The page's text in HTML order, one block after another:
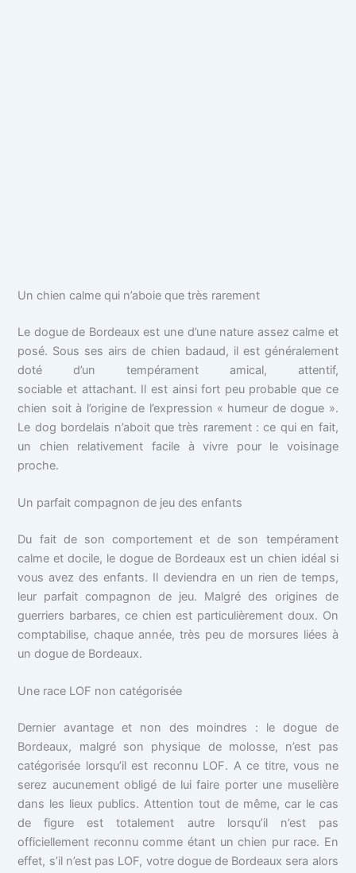
Un chien calme qui n’aboie que très rarement
Le dogue de Bordeaux est une d’une nature assez calme et
posé. Sous ses airs de chien badaud, il est généralement
doté d’un tempérament amical, attentif,
sociable et attachant. Il est ainsi fort peu probable que ce
chien soit à l’origine de l’expression « humeur de dogue ».
Le dog bordelais n’aboit que très rarement : ce qui en fait,
un chien relativement facile à vivre pour le voisinage
proche.
Un parfait compagnon de jeu des enfants
Du fait de son comportement et de son tempérament
calme et docile, le dogue de Bordeaux est un chien idéal si
vous avez des enfants. Il deviendra en un rien de temps,
leur parfait compagnon de jeu. Malgré des origines de
guerriers barbares, ce chien est particulièrement doux. On
comptabilise, chaque année, très peu de morsures liées à
un dogue de Bordeaux.
Une race LOF non catégorisée
Dernier avantage et non des moindres : le dogue de
Bordeaux, malgré son physique de molosse, n’est pas
catégorisée lorsqu’il est reconnu LOF. A ce titre, vous ne
serez aucunement obligé de lui faire porter une muselière
dans les lieux publics. Attention tout de même, car le cas
de figure est totalement autre lorsqu’il n’est pas
officiellement reconnu comme étant un chien pur race. En
effet, s’il n’est pas LOF, votre dogue de Bordeaux sera alors